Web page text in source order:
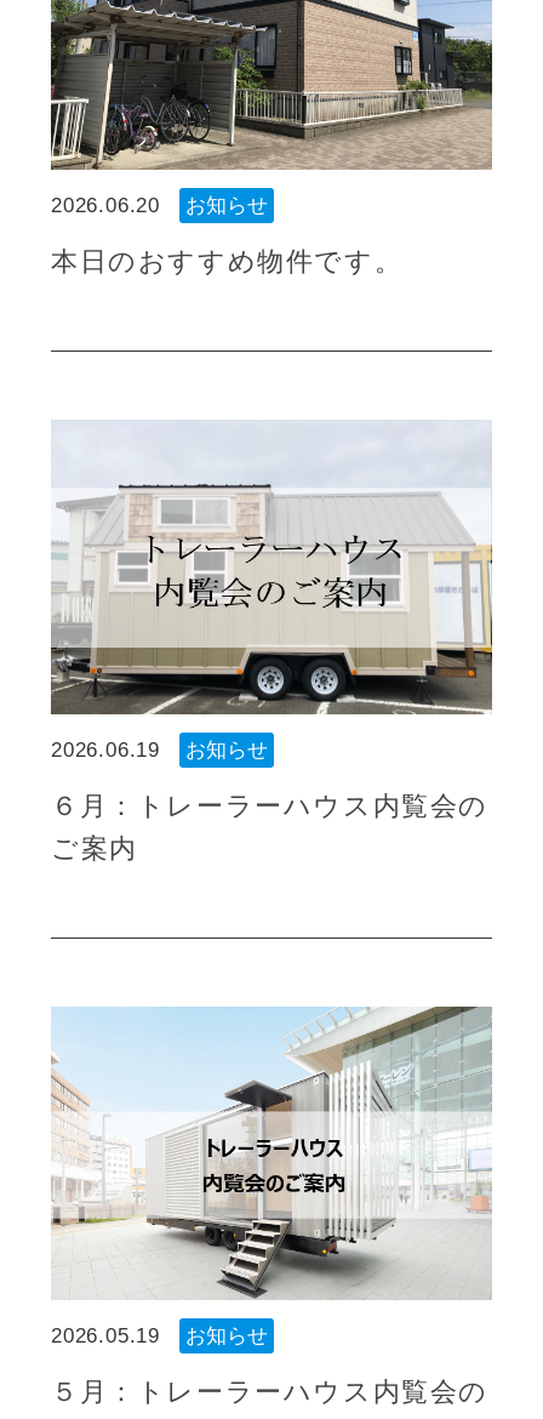
2026.06.20 お知らせ
本日のおすすめ物件です。
2026.06.19 お知らせ
６月：トレーラーハウス内覧会の
ご案内
2026.05.19 お知らせ
５月：トレーラーハウス内覧会の